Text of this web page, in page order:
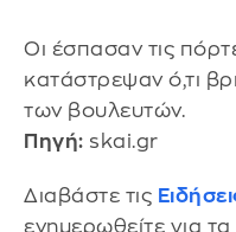
Οι έσπασαν τις
κατάστρεψαν ό,τι
των βουλευτών.
Πηγή: skai.gr
Διαβάστε τις
ενημερωθείτε για